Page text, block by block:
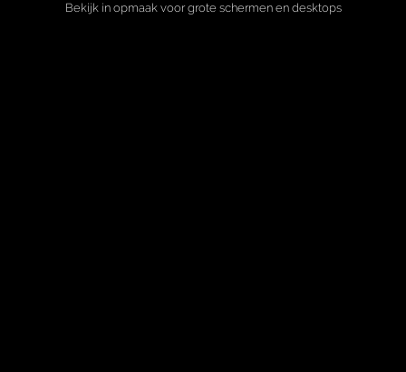
Bekijk in opmaak voor grote schermen en desktops